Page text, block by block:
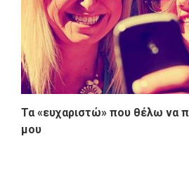
Τα «ευχαριστώ» που θέλω να
μου